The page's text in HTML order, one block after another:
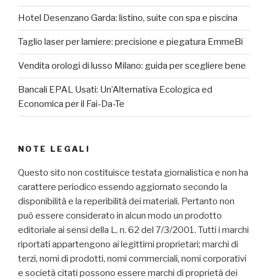
Hotel Desenzano Garda: listino, suite con spa e piscina
Taglio laser per lamiere: precisione e piegatura EmmeBi
Vendita orologi di lusso Milano: guida per scegliere bene
Bancali EPAL Usati: Un’Alternativa Ecologica ed
Economica per il Fai-Da-Te
NOTE LEGALI
Questo sito non costituisce testata giornalistica e non ha
carattere periodico essendo aggiornato secondo la
disponibilità e la reperibilità dei materiali. Pertanto non
può essere considerato in alcun modo un prodotto
editoriale ai sensi della L. n. 62 del 7/3/2001. Tutti i marchi
riportati appartengono ai legittimi proprietari; marchi di
terzi, nomi di prodotti, nomi commerciali, nomi corporativi
e società citati possono essere marchi di proprietà dei